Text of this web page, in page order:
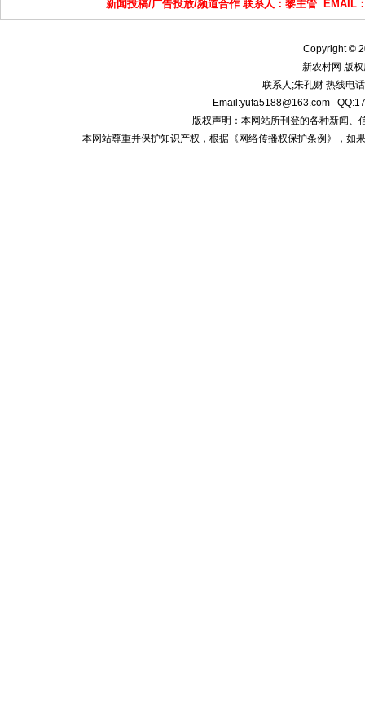
新闻投稿/广告投放/频道合作 联系人：黎主管 EMAIL
Copyright ©
新农村网 版
联系人;朱孔财 热线电
Email:yufa5188@163.com
版权声明：本网站所刊登的各种新闻、
本网站尊重并保护知识产权，根据《网络传播权保护条例》，如